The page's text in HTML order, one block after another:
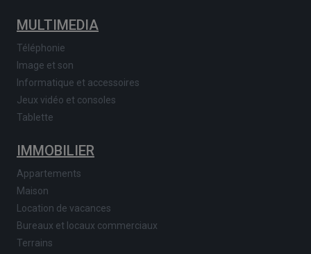
MULTIMEDIA
Téléphonie
Image et son
Informatique et accessoires
Jeux vidéo et consoles
Tablette
IMMOBILIER
Appartements
Maison
Location de vacances
Bureaux et locaux commerciaux
Terrains